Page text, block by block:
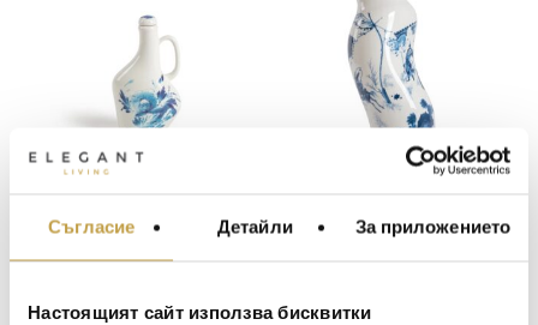
Съгласие Детайли За приложението
Настоящият сайт използва бисквитки
Съд за течни
подправки Classics
on Acid Hana Seletti
Ваза Classics on Acid
King Wen Seletti
МЕБЕЛИ ЗА ДОМА И